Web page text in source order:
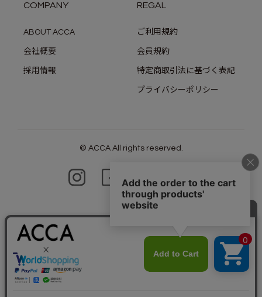
COMPANY
ABOUT ACCA
会社概要
採用情報
REGAL
ご利用規約
会員規約
特定商取引法に基づく表記
プライバシーポリシー
© ACCA All rights reserved.